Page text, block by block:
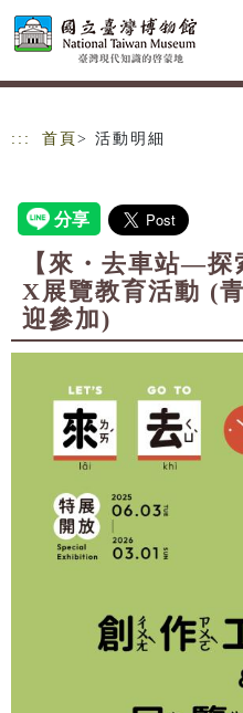
跳到主要內容
網站導覽
::: 首頁 > 活動明細
【來・去車站—
X展覽教育活動 (
迎參加)